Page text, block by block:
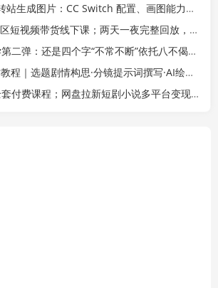
图片：CC Switch 配置、画图能力检测与全局 Skill 教程
线下课；两天一夜完整回放，12小时高清视频收录头部操盘手全流程教学
还是四个字“不常不断”依托八不偈解读无我因果连续之理
构思·分镜提示词撰写·AI绘图配音·2D动画制作·剪映实操完成完整漫剧成片
网盘拉新短剧小说多平台变现，从入门到高阶零基础也能轻松上手实操